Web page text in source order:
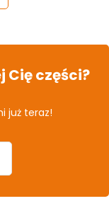
Cię części?
już teraz!